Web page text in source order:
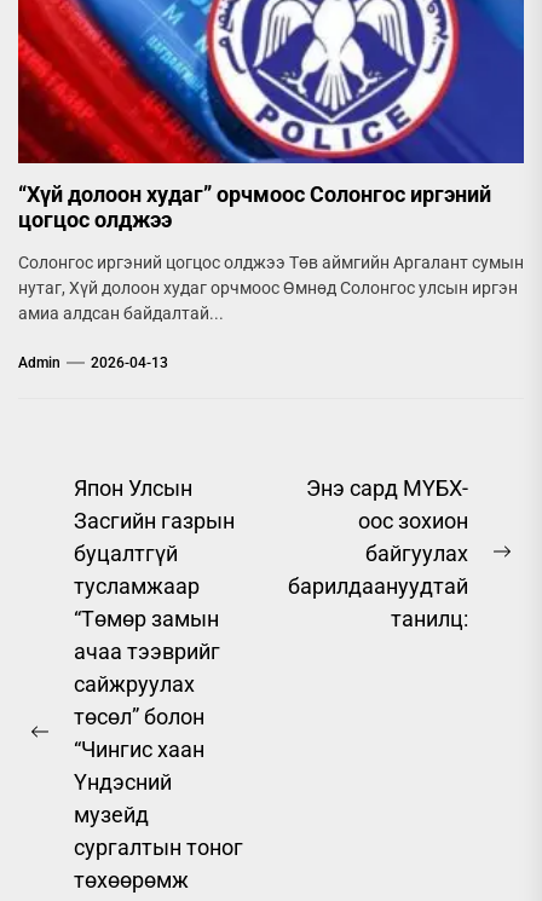
“Хүй долоон худаг” орчмоос Солонгос иргэний
цогцос олджээ
Солонгос иргэний цогцос олджээ Төв аймгийн Аргалант сумын
нутаг, Хүй долоон худаг орчмоос Өмнөд Солонгос улсын иргэн
амиа алдсан байдалтай...
Admin 2026-04-13
Post
navigation
Previous
post:
Япон Улсын
Засгийн газрын
буцалтгүй
тусламжаар
“Төмөр замын
ачаа тээврийг
сайжруулах
төсөл” болон
“Чингис хаан
Үндэсний
музейд
сургалтын тоног
төхөөрөмж
Энэ сард МҮБХ-
оос зохион
байгуулах
барилдаануудтай
танилц: